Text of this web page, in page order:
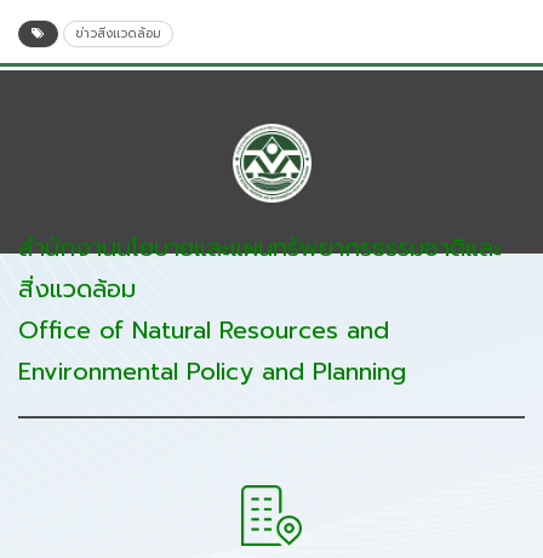
ข่าวสิ่งแวดล้อม
สำนักงานนโยบายและแผนทรัพยากรธรรมชาติและ
สิ่งแวดล้อม
Office of Natural Resources and
Environmental Policy and Planning